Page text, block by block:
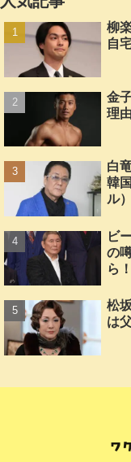
柳
自
金
理
白
韓
ル
ビ
の
ら！
松
は